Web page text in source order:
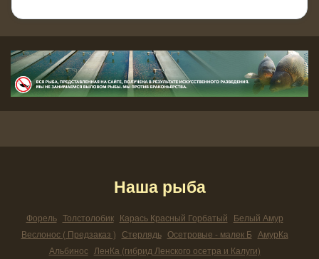
Наша рыба
Форель Толстолобик Карась Красный Горбатый Белый Амур
Веслонос ( Предзаказ ) Стерлядь Осетровые - малек Б АмурКа
Альбинос ЛенКа (гибрид Ленского осетра и Калуги)